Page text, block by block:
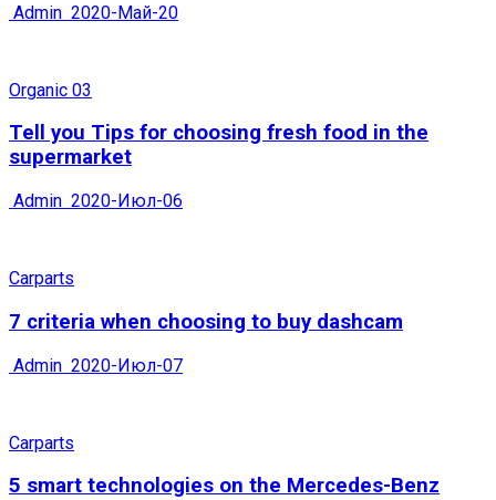
Admin 2020-Май-20
Organic 03
Tell you Tips for choosing fresh food in the
supermarket
Admin 2020-Июл-06
Carparts
7 criteria when choosing to buy dashcam
Admin 2020-Июл-07
Carparts
5 smart technologies on the Mercedes-Benz